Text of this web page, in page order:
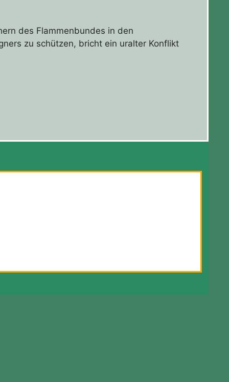
des Flammenbundes in den
zu schützen, bricht ein uralter Konflikt